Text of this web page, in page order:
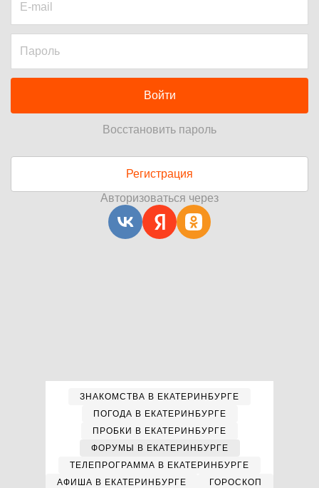
Войти
Восстановить пароль
Регистрация
Авторизоваться через
ЗНАКОМСТВА В ЕКАТЕРИНБУРГЕ
ПОГОДА В ЕКАТЕРИНБУРГЕ
ПРОБКИ В ЕКАТЕРИНБУРГЕ
ФОРУМЫ В ЕКАТЕРИНБУРГЕ
ТЕЛЕПРОГРАММА В ЕКАТЕРИНБУРГЕ
АФИША В ЕКАТЕРИНБУРГЕ
ГОРОСКОП